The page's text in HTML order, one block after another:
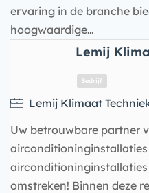
ervaring in de branche
hoogwaardige…
Lemij
Lemij Klimaat
Uw betrouwbare partner
airconditioninginstallaties
omstreken! Binnen deze